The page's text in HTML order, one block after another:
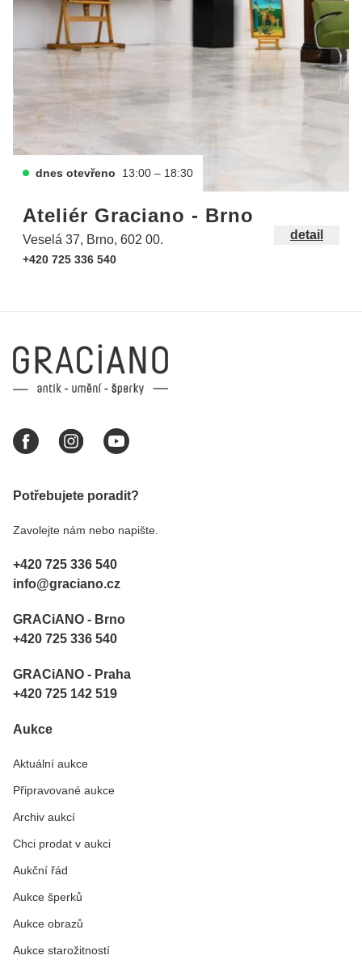
dnes otevřeno 13:00 – 18:30
Ateliér Graciano - Brno
Veselá 37, Brno, 602 00.
+420 725 336 540
detail
Potřebujete poradit?
Zavolejte nám nebo napište.
+420 725 336 540
info@graciano.cz
GRACiANO - Brno
+420 725 336 540
GRACiANO - Praha
+420 725 142 519
Aukce
Aktuální aukce
Připravované aukce
Archiv aukcí
Chci prodat v aukci
Aukční řád
Aukce šperků
Aukce obrazů
Aukce starožitností